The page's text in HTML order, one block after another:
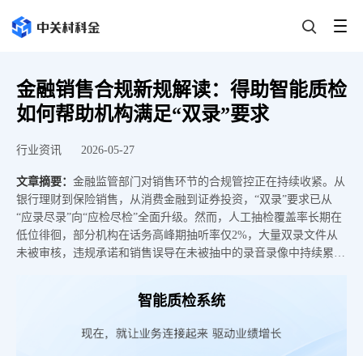
金融销售合规新规解读：得助智能质检
如何帮助机构满足“双录”要求
行业资讯 2026-05-27
文章摘要： 金融监管部门对销售环节的合规管控正在持续收紧。从
银行理财到保险销售，从消费金融到证券投资，“双录”要求已从
“应录尽录”向“应检尽检”全面升级。然而，人工抽检覆盖率长期在
低位徘徊，部分机构在话务高峰期抽听率仅2%，大量双录文件从
未被审核，违规承诺和销售误导在未被抽中的录音录像中持续累
智能质检系统